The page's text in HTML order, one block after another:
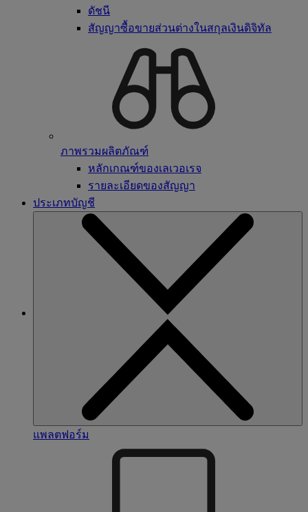
ดัชนี
สัญญาซื้อขายส่วนต่างในสกุลเงินดิจิทัล
ภาพรวมผลิตภัณฑ์
หลักเกณฑ์ของเลเวอเรจ
รายละเอียดของสัญญา
ประเภทบัญชี
แพลตฟอร์ม